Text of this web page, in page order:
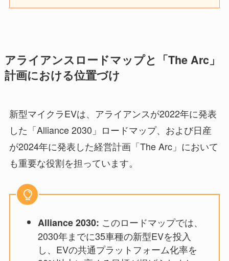
アライアンスロードマップと「The Arc」
計画における位置づけ
新型マイクラEVは、アライアンスが2022年に発表
した「Alliance 2030」ロードマップ、および日産
が2024年に発表した経営計画「The Arc」において
も重要な役割を担っています。
Alliance 2030: このロードマップでは、
2030年までに35車種の新型EVを投入
し、EVの共通プラットフォーム化率を